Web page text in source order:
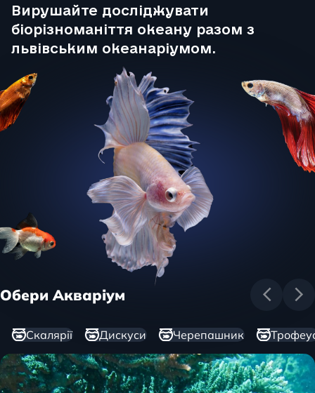
Вирушайте досліджувати
біорізноманіття океану разом з
львівським океанаріумом.
Обери Акваріум
Скалярії Дискуси Черепашник